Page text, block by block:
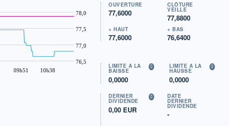
09h51 10h38
76,5
77,0
77,5
78,0
OUVERTURE
77,6000
CLÔTURE
VEILLE
77,8800
+ HAUT
77,6000
+ BAS
76,6400
LIMITE À LA
BAISSE
0,0000
LIMITE À LA
HAUSSE
0,0000
DERNIER
DIVIDENDE
0,00 EUR
DATE
DERNIER
DIVIDENDE
-